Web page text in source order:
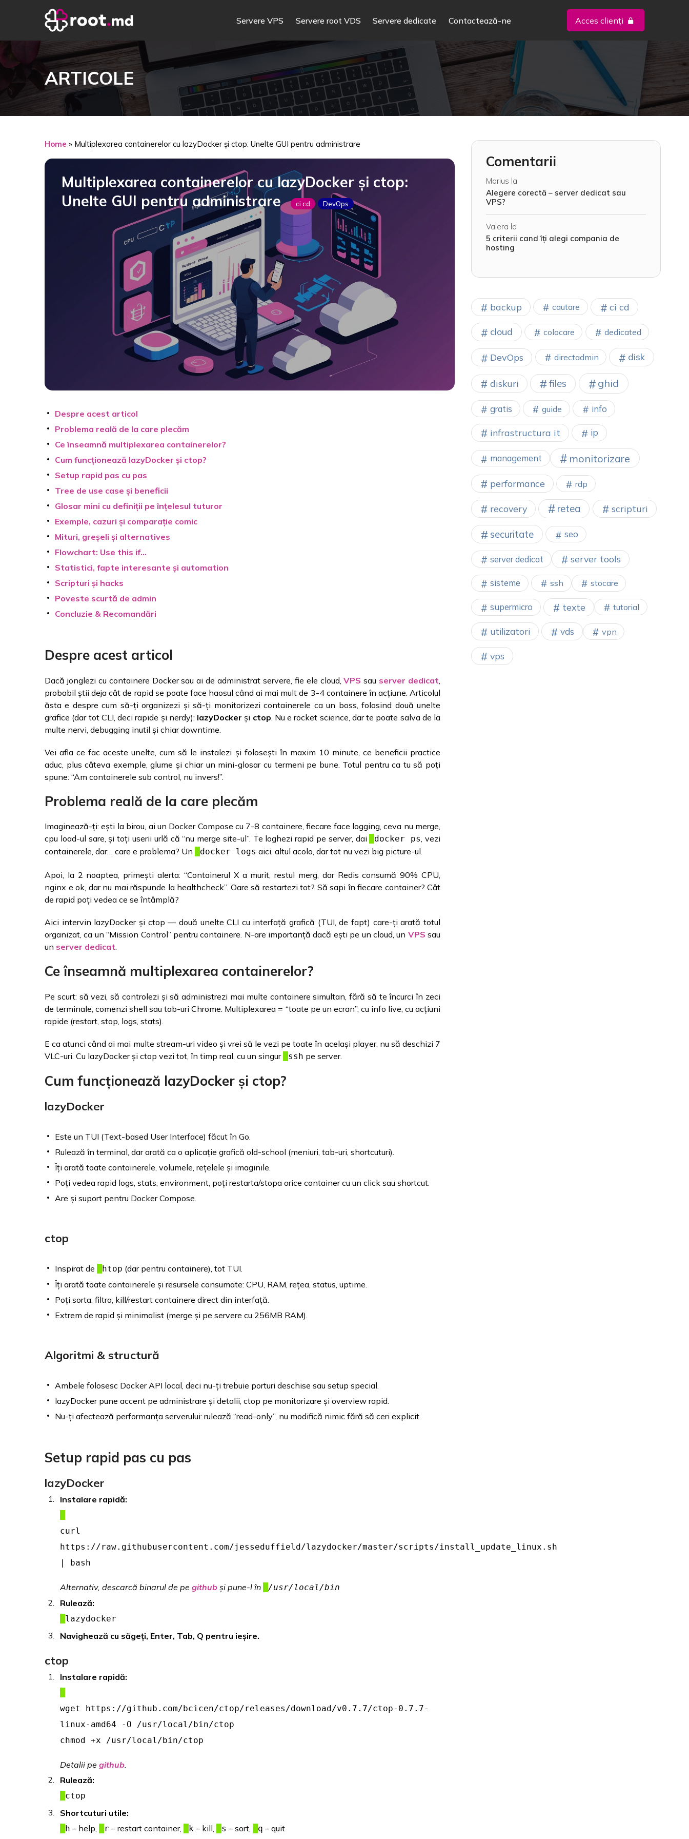
Servere VPS Servere root VDS Servere dedicate Contactează-ne Acces clienți
ARTICOLE
Home » Multiplexarea containerelor cu lazyDocker și ctop: Unelte GUI pentru administrare
Multiplexarea containerelor cu lazyDocker și ctop:
Unelte GUI pentru administrare
ci cd DevOps
Despre acest articol
Problema reală de la care plecăm
Ce înseamnă multiplexarea containerelor?
Cum funcționează lazyDocker și ctop?
Setup rapid pas cu pas
Tree de use case și beneficii
Glosar mini cu definiții pe înțelesul tuturor
Exemple, cazuri și comparație comic
Mituri, greșeli și alternatives
Flowchart: Use this if…
Statistici, fapte interesante și automation
Scripturi și hacks
Poveste scurtă de admin
Concluzie & Recomandări
Despre acest articol
Dacă jonglezi cu containere Docker sau ai de administrat servere, fie ele cloud,VPS sau server dedicat
probabil știi deja cât de rapid se poate face haosul când ai mai mult de 3-4 containere în acțiune. Articolul
ăsta e despre cum să-ți organizezi și să-ți monitorizezi containerele ca un boss, folosind două unelte
grafice (dar tot CLI, deci rapide și nerdy): lazyDocker și ctop . Nu e rocket science, dar te poate salva de la
multe nervi, debugging inutil și chiar downtime.
Vei afla ce fac aceste unelte, cum să le instalezi și folosești în maxim 10 minute, ce beneficii practice
aduc, plus câteva exemple, glume și chiar un mini-glosar cu termeni pe bune. Totul pentru ca tu să poți
spune: “Am containerele sub control, nu invers!”.
Problema reală de la care plecăm
Imaginează-ți: ești la birou, ai un Docker Compose cu 7-8 containere, fiecare face logging, ceva nu merge,
cpu load-ul sare, și toți userii urlă că “nu merge site-ul”. Te loghezi rapid pe server, dai
docker ps, vezi
containerele, dar… care e problema? Un
docker logs aici, altul acolo, dar tot nu vezi big picture-ul.
Apoi, la 2 noaptea, primești alerta: “Containerul X a murit, restul merg, dar Redis consumă 90% CPU,
nginx e ok, dar nu mai răspunde la healthcheck”. Oare să restartezi tot? Să sapi în fiecare container? Cât
de rapid poți vedea ce se întâmplă?
Aici intervin lazyDocker și ctop — două unelte CLI cu interfață grafică (TUI, de fapt) care-ți arată totul
organizat, ca un “Mission Control” pentru containere. N-are importanță dacă ești pe un cloud, un VPS sau
un server dedicat.
Ce înseamnă multiplexarea containerelor?
Pe scurt: să vezi, să controlezi și să administrezi mai multe containere simultan, fără să te încurci în zeci
de terminale, comenzi shell sau tab-uri Chrome. Multiplexarea = “toate pe un ecran”, cu info live, cu acțiuni
rapide (restart, stop, logs, stats).
E ca atunci când ai mai multe stream-uri video și vrei să le vezi pe toate în același player, nu să deschizi 7
VLC-uri. Cu lazyDocker și ctop vezi tot, în timp real, cu un singur
ssh pe server.
Cum funcționează lazyDocker și ctop?
lazyDocker
Este un TUI (Text-based User Interface) făcut în Go.
Rulează în terminal, dar arată ca o aplicație grafică old-school (meniuri, tab-uri, shortcuturi).
Îți arată toate containerele, volumele, rețelele și imaginile.
Poți vedea rapid logs, stats, environment, poți restarta/stopa orice container cu un click sau shortcut.
Are și suport pentru Docker Compose.
ctop
Inspirat de htop (dar pentru containere), tot TUI.
Îți arată toate containerele și resursele consumate: CPU, RAM, rețea, status, uptime.
Poți sorta, filtra, kill/restart containere direct din interfață.
Extrem de rapid și minimalist (merge și pe servere cu 256MB RAM).
Algoritmi & structură
Ambele folosesc Docker API local, deci nu-ți trebuie porturi deschise sau setup special.
lazyDocker pune accent pe administrare și detalii, ctop pe monitorizare și overview rapid.
Nu-ți afectează performanța serverului: rulează “read-only”, nu modifică nimic fără să ceri explicit.
Setup rapid pas cu pas
lazyDocker
Instalare rapidă:
curl
https://raw.githubusercontent.com/jesseduffield/lazydocker/master/scripts/install_update_linux.sh
| bash
Alternativ, descarcă binarul de pe github și pune-l în /usr/local/bin
Rulează:
lazydocker
Navighează cu săgeți, Enter, Tab, Q pentru ieșire.
ctop
Instalare rapidă:
wget https://github.com/bcicen/ctop/releases/download/v0.7.7/ctop-0.7.7-
linux-amd64 -O /usr/local/bin/ctop
chmod +x /usr/local/bin/ctop
Detalii pe github.
Rulează:
ctop
Shortcuturi utile:
h – help, r – restart container, k – kill, s – sort, q – quit
Comentarii
Marius la
Alegere corectă – server dedicat sau
VPS?
Valera la
5 criterii cand îți alegi compania de
hosting
backup cautare ci cd
cloud colocare dedicated
DevOps directadmin disk
diskuri files ghid
gratis guide info
infrastructura it ip
management monitorizare
performance rdp
recovery retea scripturi
securitate seo
server dedicat server tools
sisteme ssh stocare
supermicro texte tutorial
utilizatori vds vpn
vps